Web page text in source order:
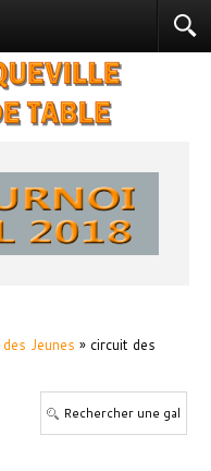
Jeunes » circuit des